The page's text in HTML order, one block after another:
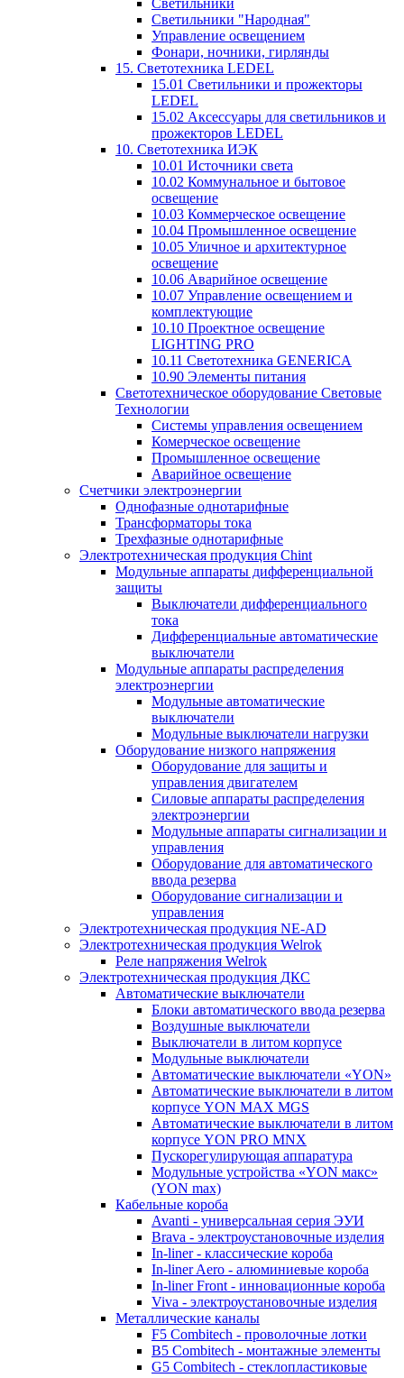
Светильники
Светильники "Народная"
Управление освещением
Фонари, ночники, гирлянды
15. Светотехника LEDEL
15.01 Светильники и прожекторы
LEDEL
15.02 Аксессуары для светильников и
прожекторов LEDEL
10. Светотехника ИЭК
10.01 Источники света
10.02 Коммунальное и бытовое
освещение
10.03 Коммерческое освещение
10.04 Промышленное освещение
10.05 Уличное и архитектурное
освещение
10.06 Аварийное освещение
10.07 Управление освещением и
комплектующие
10.10 Проектное освещение
LIGHTING PRO
10.11 Светотехника GENERICA
10.90 Элементы питания
Светотехническое оборудование Световые
Технологии
Системы управления освещением
Комерческое освещение
Промышленное освещение
Аварийное освещение
Счетчики электроэнергии
Однофазные однотарифные
Трансформаторы тока
Трехфазные однотарифные
Электротехническая продукция Chint
Модульные аппараты дифференциальной
защиты
Выключатели дифференциального
тока
Дифференциальные автоматические
выключатели
Модульные аппараты распределения
электроэнергии
Модульные автоматические
выключатели
Модульные выключатели нагрузки
Оборудование низкого напряжения
Оборудование для защиты и
управления двигателем
Силовые аппараты распределения
электроэнергии
Модульные аппараты сигнализации и
управления
Оборудование для автоматического
ввода резерва
Оборудование сигнализации и
управления
Электротехническая продукция NE-AD
Электротехническая продукция Welrok
Реле напряжения Welrok
Электротехническая продукция ДКС
Автоматические выключатели
Блоки автоматического ввода резерва
Воздушные выключатели
Выключатели в литом корпусе
Модульные выключатели
Автоматические выключатели «YON»
Автоматические выключатели в литом
корпусе YON MAX MGS
Автоматические выключатели в литом
корпусе YON PRO MNX
Пускорегулирующая аппаратура
Модульные устройства «YON макс»
(YON max)
Кабельные короба
Avanti - универсальная серия ЭУИ
Brava - электроустановочные изделия
In-liner - классические короба
In-liner Aero - алюминиевые короба
In-liner Front - инновационные короба
Viva - электроустановочные изделия
Металлические каналы
F5 Combitech - проволочные лотки
B5 Combitech - монтажные элементы
G5 Combitech - стеклопластиковые